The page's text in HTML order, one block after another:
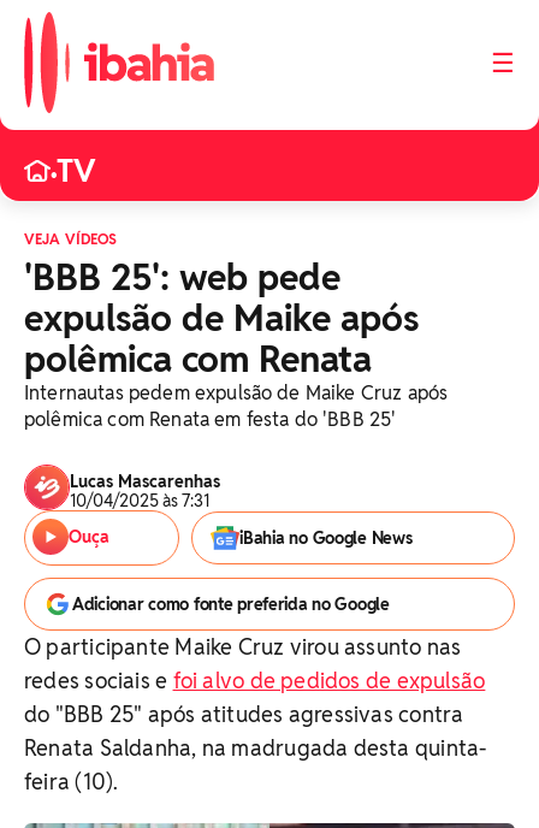
☰
•TV
VEJA VÍDEOS
'BBB 25': web pede
expulsão de Maike após
polêmica com Renata
Internautas pedem expulsão de Maike Cruz após
polêmica com Renata em festa do 'BBB 25'
Lucas Mascarenhas
10/04/2025 às 7:31
Ouça
iBahia no Google News
Adicionar como fonte preferida no Google
O participante Maike Cruz virou assunto nas
redes sociais e foi alvo de pedidos de expulsão
do "BBB 25" após atitudes agressivas contra
Renata Saldanha, na madrugada desta quinta-
feira (10).